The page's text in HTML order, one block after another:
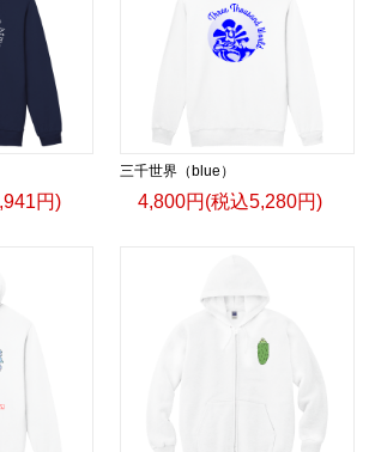
円)
三千世界（blue）
4,800円(税込5,280円)